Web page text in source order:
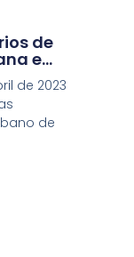
de
e
de 2023
de